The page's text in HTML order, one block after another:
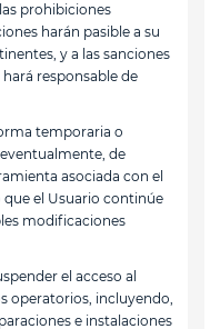
prohibiciones
harán pasible a su
y a las sanciones
responsable de
temporaria o
de
asociada con el
que el Usuario continúe
modificaciones
el acceso al
operatorios, incluyendo,
e instalaciones